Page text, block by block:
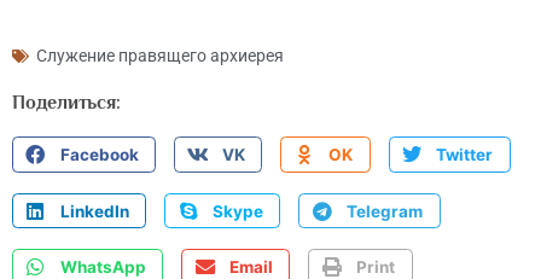
Служение правящего архиерея
Поделиться:
Facebook VK OK Twitter
LinkedIn Skype Telegram
WhatsApp Email Print